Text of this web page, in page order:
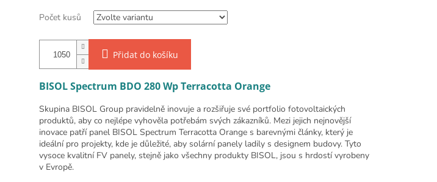
Počet kusů
Přidat do košíku
BISOL Spectrum BDO 280 Wp Terracotta Orange
Skupina BISOL Group pravidelně inovuje a rozšiřuje své portfolio fotovoltaických
produktů, aby co nejlépe vyhověla potřebám svých zákazníků. Mezi jejich nejnovější
inovace patří panel BISOL Spectrum Terracotta Orange s barevnými články, který je
ideální pro projekty, kde je důležité, aby solární panely ladily s designem budovy. Tyto
vysoce kvalitní FV panely, stejně jako všechny produkty BISOL, jsou s hrdostí vyrobeny
v Evropě.